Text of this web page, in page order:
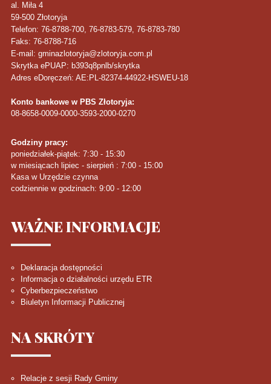
al. Miła 4
59-500 Złotoryja
Telefon: 76-8788-700, 76-8783-579, 76-8783-780
Faks: 76-8788-716
E-mail: gminazlotoryja@zlotoryja.com.pl
Skrytka ePUAP: b393q8pnlb/skrytka
Adres eDoręczeń: AE:PL-82374-44922-HSWEU-18
Konto bankowe w PBS Złotoryja:
08-8658-0009-0000-3593-2000-0270
Godziny pracy:
poniedziałek-piątek: 7:30 - 15:30
w miesiącach lipiec - sierpień : 7:00 - 15:00
Kasa w Urzędzie czynna
codziennie w godzinach: 9:00 - 12:00
WAŻNEINFORMACJE
Deklaracja dostępności
Informacja o działalności urzędu ETR
Cyberbezpieczeństwo
Biuletyn Informacji Publicznej
NA SKRÓTY
Relacje z sesji Rady Gminy